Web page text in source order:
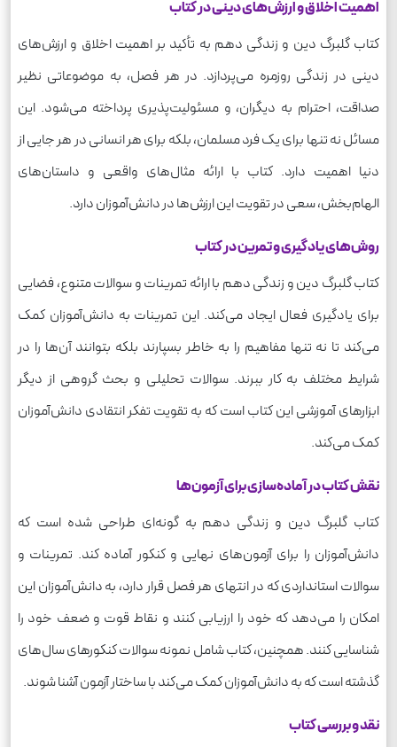
اهمیت اخلاق و ارزش‌های دینی در کتاب
کتاب گلبرگ دین و زندگی دهم به تأکید بر اهمیت اخلاق و ارزش‌های
دینی در زندگی روزمره می‌پردازد. در هر فصل، به موضوعاتی نظیر
صداقت، احترام به دیگران، و مسئولیت‌پذیری پرداخته می‌شود. این
مسائل نه تنها برای یک فرد مسلمان، بلکه برای هر انسانی در هر جایی از
دنیا اهمیت دارد. کتاب با ارائه مثال‌های واقعی و داستان‌های
الهام‌بخش، سعی در تقویت این ارزش‌ها در دانش‌آموزان دارد.
روش‌های یادگیری و تمرین در کتاب
کتاب گلبرگ دین و زندگی دهم با ارائه تمرینات و سوالات متنوع، فضایی
برای یادگیری فعال ایجاد می‌کند. این تمرینات به دانش‌آموزان کمک
می‌کند تا نه تنها مفاهیم را به خاطر بسپارند بلکه بتوانند آن‌ها را در
شرایط مختلف به کار ببرند. سوالات تحلیلی و بحث گروهی از دیگر
ابزارهای آموزشی این کتاب است که به تقویت تفکر انتقادی دانش‌آموزان
کمک می‌کند.
نقش کتاب در آماده‌سازی برای آزمون‌ها
کتاب گلبرگ دین و زندگی دهم به گونه‌ای طراحی شده است که
دانش‌آموزان را برای آزمون‌های نهایی و کنکور آماده کند. تمرینات و
سوالات استانداردی که در انتهای هر فصل قرار دارد، به دانش‌آموزان این
امکان را می‌دهد که خود را ارزیابی کنند و نقاط قوت و ضعف خود را
شناسایی کنند. همچنین، کتاب شامل نمونه سوالات کنکورهای سال‌های
گذشته است که به دانش‌آموزان کمک می‌کند با ساختار آزمون آشنا شوند.
نقد و بررسی کتاب